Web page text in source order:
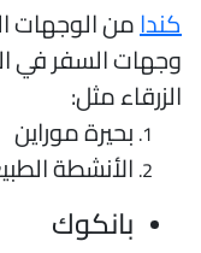
من الوجهات
السفر في
مثل:
بحيرة موراين
الأنشطة
بانكوك